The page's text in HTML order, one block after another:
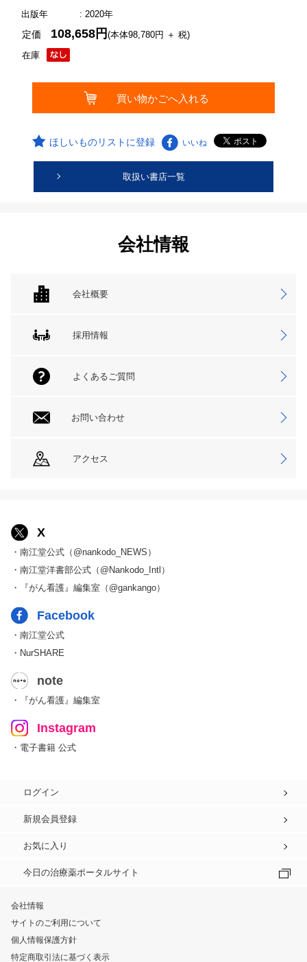
出版年
: 2020年
在庫
定価 108,658円(本体98,780円 ＋ 税)
ほしいものリストに登録 いいね
取扱い書店一覧
会社情報
会社概要
採用情報
よくあるご質問
お問い合わせ
アクセス
X
・南江堂公式（@nankodo_NEWS）
・南江堂洋書部公式（@Nankodo_Intl）
・『がん看護』編集室（@gankango）
Facebook
・南江堂公式
・NurSHARE
note
・『がん看護』編集室
Instagram
・電子書籍 公式
ログイン
新規会員登録
お気に入り
今日の治療薬ポータルサイト
会社情報
サイトのご利用について
個人情報保護方針
特定商取引法に基づく表示